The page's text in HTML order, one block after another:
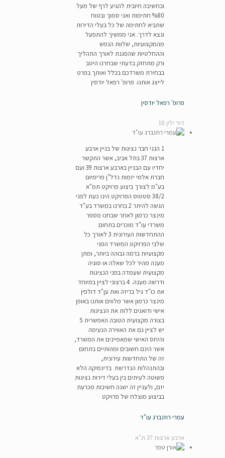
ובחשיבה חיובית להגיע לרף של מעל
%80 חתימות ואני סמוך ובטוח
שתביא לחתימה של כל בעלי הדירות
ונצא לדרך. אני ממשיך להתפעל
מהמקצועיות, שלוות הנפש
וההחלטיות שהפגנת לאורך התהליך
ורק מתחזק בדעתי שבחרנו היטב
בבחירת משרדכם בכלל ואותך בפרט
לייצג אותנו. פרופ' רפאל יודסין
פרופ' רפאל יודסין
דוד ילין 16
1 הנני חבר נציגות של בניין ארבע
ארצות 37 בתל אביב, אשר התקשר
יחדיו עם הבניין בארבע ארצות 39 ועם
חברת אלמי יזמות נדל"ן פרימיום
בע"מ לצורך ביצוע פרויקט תמ"א
38/2 סטטוס הפרויקט הינו כעת לפני
הגשה להיתר 2 בחרנו במשרד בע"ד
מינצר כרמון לאחר שבחנו מספר
משרדי עו"ד מוכרים בתחום
ההתחדשות העירונית 3 לאורך כל
שלבי הפרויקט המשרד הפגי
מקצועיות ברמה גבוהה ביותר, ומתן
מענה מהיר לכל שאלה או סוגיה
מקצועית שעמדה בפני הנציגות
ודרשה מענה. 4 ברצוני לציין במיוחד
את כו"ד גיל בריזה ואת ען"ד דולפין
מינצר כרמון אשר מלווים אותנו באופן
אישי ודואגים ללות את הנציגות
בצורה מקצועית הטובה האפשרית 5
יש לציין גם את האווירה הנעימה
והיחס האישי שמאפיינים את המשרד,
אשר הינם חשובים ומהותיים בתחום
זה של התחדשות עירונית,
ובהתנהלות הנדרשת בדינמיקה הלא
פשוטה לעיתים בין בעלי דירות נציגות
יזם, ולעניין זה ישנה חשיבות מכרעת
בביצוע מוצלח של פרויקט
עמרי רוזנברג עו"ד
ארבע ארצות 37 ת"א